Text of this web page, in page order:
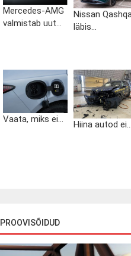
Mercedes-AMG
valmistab uut...
Nissan
läbis...
Vaata, miks ei...
Hiina autod
PROOVISÕIDUD